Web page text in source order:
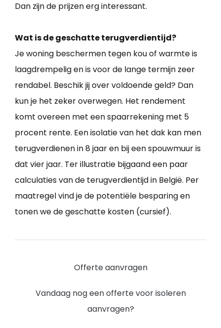
Dan zijn de prijzen erg interessant.
Wat is de geschatte terugverdientijd?
Je woning beschermen tegen kou of warmte is
laagdrempelig en is voor de lange termijn zeer
rendabel. Beschik jij over voldoende geld? Dan
kun je het zeker overwegen. Het rendement
komt overeen met een spaarrekening met 5
procent rente. Een isolatie van het dak kan men
terugverdienen in 8 jaar en bij een spouwmuur is
dat vier jaar. Ter illustratie bijgaand een paar
calculaties van de terugverdientijd in België. Per
maatregel vind je de potentiële besparing en
tonen we de geschatte kosten (cursief).
Offerte aanvragen
Vandaag nog een offerte voor isoleren
aanvragen?